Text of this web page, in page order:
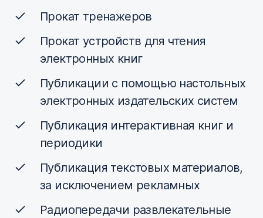
Прокат тренажеров
Прокат устройств для чтения
электронных книг
Публикации с помощью настольных
электронных издательских систем
Публикация интерактивная книг и
периодики
Публикация текстовых материалов,
за исключением рекламных
Радиопередачи развлекательные